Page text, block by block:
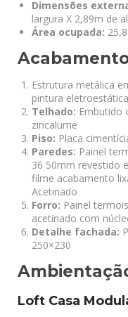
Dimensões
largura X 2,89m de
Área ocupada:
Estrutura metálica
pintura
Telhado: Embutido
zincalume
Piso: Placa
Paredes: Painel
36 50mm revestido
filme acabamento
Acetinado
Forro: Painel
acetinado com
Detalhe fachada:
250×230
Loft Casa